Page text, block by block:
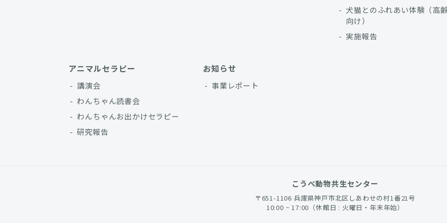
犬猫とのふれあい体験（高
向け）
実施報告
アニマルセラピー
講演会
わんちゃん読書会
わんちゃんお出かけセラピー
研究報告
お知らせ
事業レポート
こうべ動物共生センター
〒651-1106 兵庫県神戸市北区しあわせの村1番21号
10:00 ~ 17:00（休館日 : 火曜日・年末年始）